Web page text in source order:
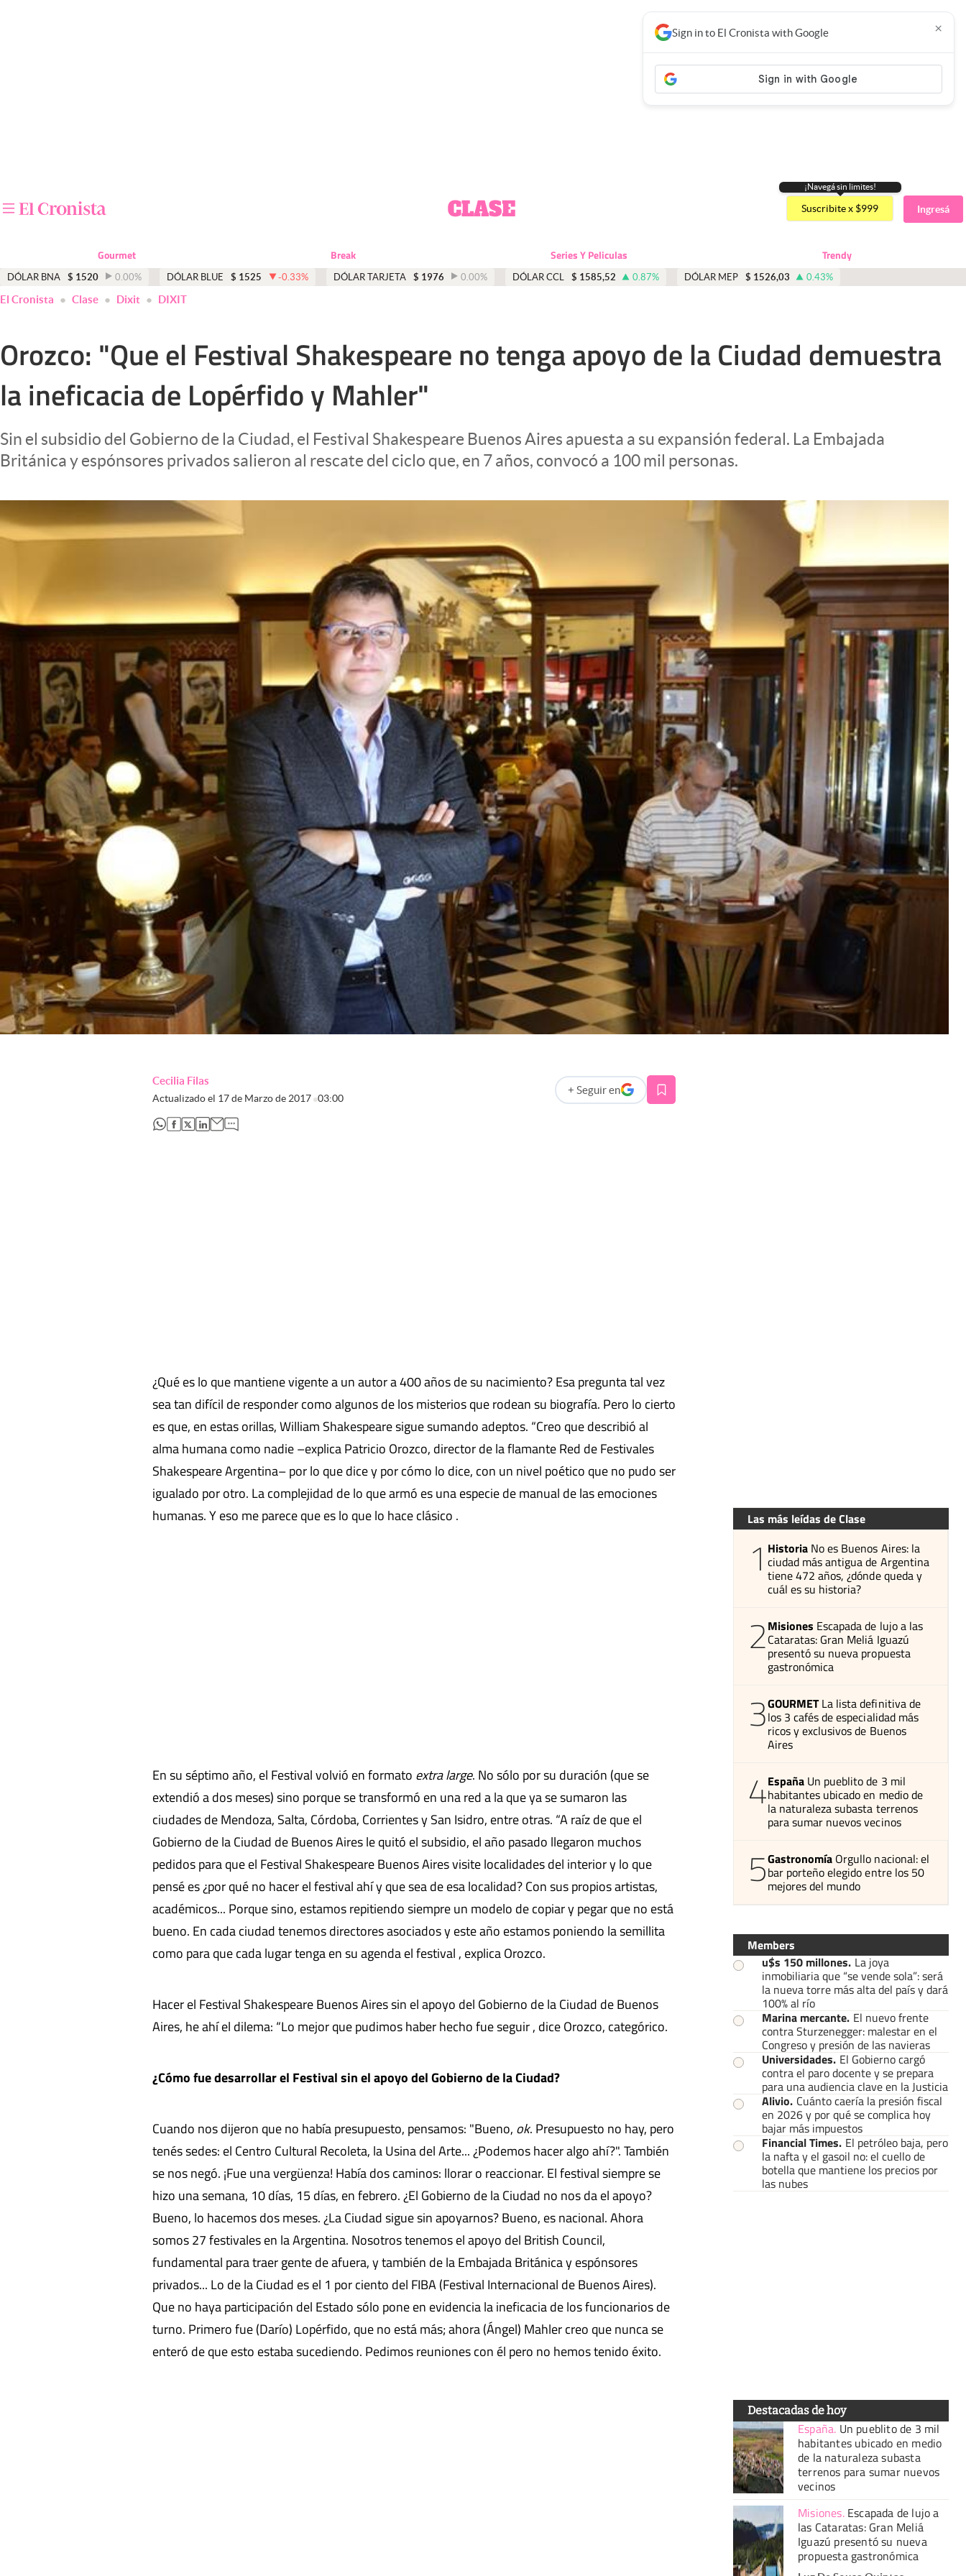
Otras secciones
Apertura
Clase
Clima
Eventos Corporativos
El Cronista Studio
abre en nueva pestaña
¡Navegá sin limites!
Suscribite x $999 Ingresá
Gourmet Break Series Y Peliculas Trendy
DÓLAR BNA $ 1520 0.00% DÓLAR BLUE $ 1525 -0.33% DÓLAR TARJETA $ 1976 0.00% DÓLAR CCL $ 1585,52 0.87% DÓLAR MEP $ 1526,03 0.43%
Sign in to El Cronista with Google ×
El Cronista Clase Dixit DIXIT
Orozco: "Que el Festival Shakespeare no tenga apoyo de la Ciudad demuestra
la ineficacia de Lopérfido y Mahler"
Sin el subsidio del Gobierno de la Ciudad, el Festival Shakespeare Buenos Aires apuesta a su expansión federal. La Embajada
Británica y espónsores privados salieron al rescate del ciclo que, en 7 años, convocó a 100 mil personas.
Cecilia Filas
Actualizado el 17 de Marzo de 2017 03:00
+ Seguir en
abre en nueva pestaña
abre en nueva pestaña
abre en nueva pestaña
abre en nueva pestaña
abre en nueva pestaña
¿Qué es lo que mantiene vigente a un autor a 400 años de su nacimiento? Esa pregunta tal vez
sea tan difícil de responder como algunos de los misterios que rodean su biografía. Pero lo cierto
es que, en estas orillas, William Shakespeare sigue sumando adeptos. “Creo que describió al
alma humana como nadie –explica Patricio Orozco, director de la flamante Red de Festivales
Shakespeare Argentina– por lo que dice y por cómo lo dice, con un nivel poético que no pudo ser
igualado por otro. La complejidad de lo que armó es una especie de manual de las emociones
humanas. Y eso me parece que es lo que lo hace clásico .
En su séptimo año, el Festival volvió en formato extra large. No sólo por su duración (que se
extendió a dos meses) sino porque se transformó en una red a la que ya se sumaron las
ciudades de Mendoza, Salta, Córdoba, Corrientes y San Isidro, entre otras. “A raíz de que el
Gobierno de la Ciudad de Buenos Aires le quitó el subsidio, el año pasado llegaron muchos
pedidos para que el Festival Shakespeare Buenos Aires visite localidades del interior y lo que
pensé es ¿por qué no hacer el festival ahí y que sea de esa localidad? Con sus propios artistas,
académicos... Porque sino, estamos repitiendo siempre un modelo de copiar y pegar que no está
bueno. En cada ciudad tenemos directores asociados y este año estamos poniendo la semillita
como para que cada lugar tenga en su agenda el festival , explica Orozco.
Hacer el Festival Shakespeare Buenos Aires sin el apoyo del Gobierno de la Ciudad de Buenos
Aires, he ahí el dilema: “Lo mejor que pudimos haber hecho fue seguir , dice Orozco, categórico.
¿Cómo fue desarrollar el Festival sin el apoyo del Gobierno de la Ciudad?
Cuando nos dijeron que no había presupuesto, pensamos: "Bueno, ok. Presupuesto no hay, pero
tenés sedes: el Centro Cultural Recoleta, la Usina del Arte... ¿Podemos hacer algo ahí?". También
se nos negó. ¡Fue una vergüenza! Había dos caminos: llorar o reaccionar. El festival siempre se
hizo una semana, 10 días, 15 días, en febrero. ¿El Gobierno de la Ciudad no nos da el apoyo?
Bueno, lo hacemos dos meses. ¿La Ciudad sigue sin apoyarnos? Bueno, es nacional. Ahora
somos 27 festivales en la Argentina. Nosotros tenemos el apoyo del British Council,
fundamental para traer gente de afuera, y también de la Embajada Británica y espónsores
privados... Lo de la Ciudad es el 1 por ciento del FIBA (Festival Internacional de Buenos Aires).
Que no haya participación del Estado sólo pone en evidencia la ineficacia de los funcionarios de
turno. Primero fue (Darío) Lopérfido, que no está más; ahora (Ángel) Mahler creo que nunca se
enteró de que esto estaba sucediendo. Pedimos reuniones con él pero no hemos tenido éxito.
Las más leídas de Clase
1 Historia No es Buenos Aires: la
ciudad más antigua de Argentina
tiene 472 años, ¿dónde queda y
cuál es su historia?
2Misiones Escapada de lujo a las
Cataratas: Gran Meliá Iguazú
presentó su nueva propuesta
gastronómica
3GOURMET La lista definitiva de
los 3 cafés de especialidad más
ricos y exclusivos de Buenos
Aires
4España Un pueblito de 3 mil
habitantes ubicado en medio de
la naturaleza subasta terrenos
para sumar nuevos vecinos
5Gastronomía Orgullo nacional: el
bar porteño elegido entre los 50
mejores del mundo
Members
u$s 150 millones. La joya
inmobiliaria que “se vende sola”: será
la nueva torre más alta del país y dará
100% al río
Marina mercante. El nuevo frente
contra Sturzenegger: malestar en el
Congreso y presión de las navieras
Universidades. El Gobierno cargó
contra el paro docente y se prepara
para una audiencia clave en la Justicia
Alivio. Cuánto caería la presión fiscal
en 2026 y por qué se complica hoy
bajar más impuestos
Financial Times. El petróleo baja, pero
la nafta y el gasoil no: el cuello de
botella que mantiene los precios por
las nubes
Destacadas de hoy
España. Un pueblito de 3 mil
habitantes ubicado en medio
de la naturaleza subasta
terrenos para sumar nuevos
vecinos
Misiones. Escapada de lujo a
las Cataratas: Gran Meliá
Iguazú presentó su nueva
propuesta gastronómica